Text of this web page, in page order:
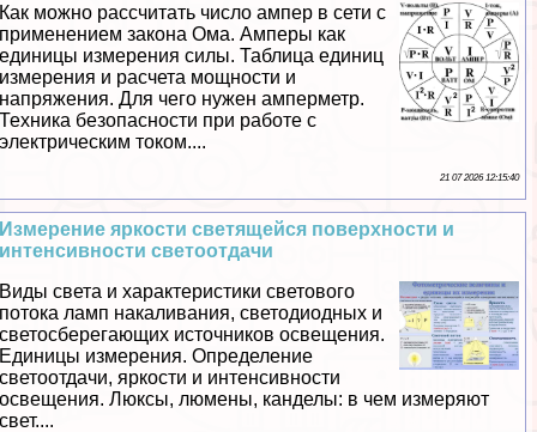
Как можно рассчитать число ампер в сети с
применением закона Ома. Амперы как
единицы измерения силы. Таблица единиц
измерения и расчета мощности и
напряжения. Для чего нужен амперметр.
Техника безопасности при работе с
электрическим током....
21 07 2026 12:15:40
Измерение яркости светящейся поверхности и
интенсивности светоотдачи
Виды света и хаpaктеристики светового
потока ламп накаливания, светодиодных и
светосберегающих источников освещения.
Единицы измерения. Определение
светоотдачи, яркости и интенсивности
освещения. Люксы, люмены, канделы: в чем измеряют
свет....